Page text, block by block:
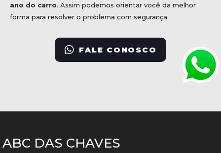
ano do carro. Assim podemos orientar você da melhor
forma para resolver o problema com segurança.
FALE CONOSCO
ABC DAS CHAVES